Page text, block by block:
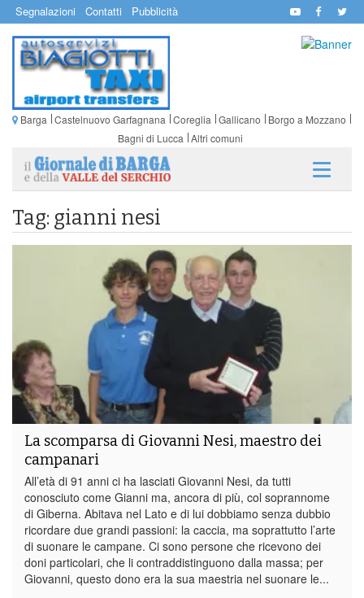
Segnalazioni Contatti Pubblicità
Barga Castelnuovo Garfagnana Coreglia Gallicano
Borgo a Mozzano
Bagni di Lucca Altri comuni
Tag: gianni nesi
La scomparsa di Giovanni Nesi, maestro dei
campanari
All’età di 91 anni ci ha lasciati Giovanni Nesi, da tutti
conosciuto come Gianni ma, ancora di più, col soprannome
di Giberna. Abitava nel Lato e di lui dobbiamo senza dubbio
ricordare due grandi passioni: la caccia, ma soprattutto l’arte
di suonare le campane. Ci sono persone che ricevono dei
doni particolari, che li contraddistinguono dalla massa; per
Giovanni, questo dono era la sua maestria nel suonare le...